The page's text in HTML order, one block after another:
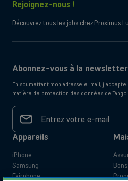
Rejoignez-nous !
Découvrez tous les jobs chez Proximus
Abonnez-vous à la newsletter
En soumettant mon adresse e-mail,
matière de protection des données de Tango.
Votre
adresse
e-mail*
Appareils
iPhone
Samsung
Fairphone